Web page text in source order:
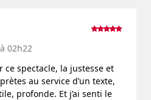
02h22
ce spectacle, la justesse et
au service d’un texte,
profonde. Et j’ai senti le